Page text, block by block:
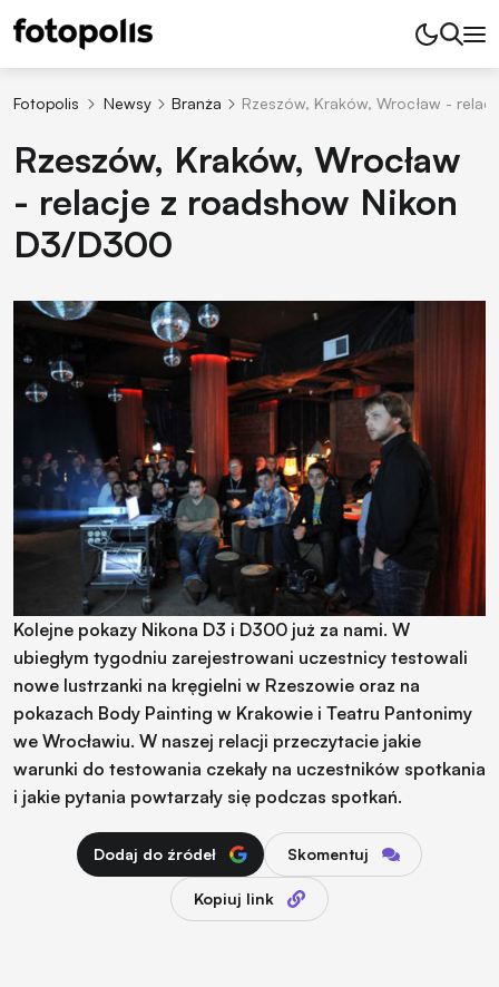
Fotopolis Newsy Branża Rzeszów, Kraków, Wrocław -
Rzeszów, Kraków, Wrocław
- relacje z roadshow Nikon
D3/D300
Kolejne pokazy Nikona D3 i D300 już za nami. W
ubiegłym tygodniu zarejestrowani uczestnicy testowali
nowe lustrzanki na kręgielni w Rzeszowie oraz na
pokazach Body Painting w Krakowie i Teatru Pantonimy
we Wrocławiu. W naszej relacji przeczytacie jakie
warunki do testowania czekały na uczestników spotkania
i jakie pytania powtarzały się podczas spotkań.
Dodaj do źródeł Skomentuj
Kopiuj link